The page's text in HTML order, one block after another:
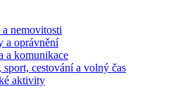
nemovitosti
a oprávnění
a komunikace
cestování a volný čas
aktivity